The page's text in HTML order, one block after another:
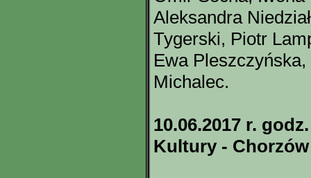
Aleksandra
Tygerski, Piotr
Ewa
Michalec.
10.06.2017 r.
Kultury -